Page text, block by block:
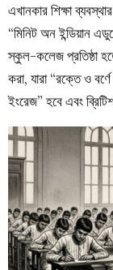
এখানকার শিক্ষা
“মিনিট অন ইন্ডিয়ান
স্কুল-কলেজ প্রতিষ্ঠা
করা, যারা “রক্তে ও
ইংরেজ” হবে এবং